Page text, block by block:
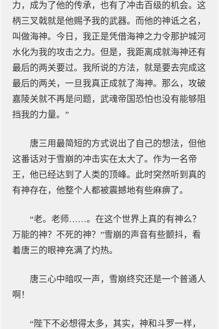
力，成为了他的传承，也有了冲击百级的机会。这
柄三叉戟就是他赐予我的武器。而他的神诋之名，
叫做海神。今日，我正是凭借海神之力令那护城河
水化为我的攻击之力。但是，我距离成就海神还有
最后的两关要过。我所说的方法，就是要去完成这
最后的两关，一旦我真正成就了海神。那么，攻破
嘉陵关就不再是问题，武魂帝国恐怕也没有能够阻
挡我的力量。”
唐三用最简短的方式说出了自己的想法，但他
这番话对于雪崩的冲击实在太大了。作为一名帝
王，他已经达到了人类的顶峰。此时突然听到真的
有神存在，他整个人都被震撼地有些麻痹了。
“老。老师……。在这个世界上真的有神么？
万能的神？不死的神？”雪崩的声音有些颤抖，看
着唐三的眼神充满了灼热。
唐三心中暗叹一声，雪崩终究还是一个普通人
啊！
“陛下不必想得太多，其实，神和斗罗一样，